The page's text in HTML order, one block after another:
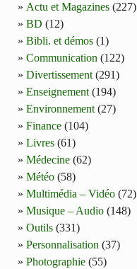
Actu et Magazines (227)
BD (12)
Bibli. et démos (1)
Communication (122)
Divertissement (291)
Enseignement (194)
Environnement (27)
Finance (104)
Livres (61)
Médecine (62)
Météo (58)
Multimédia – Vidéo (72)
Musique – Audio (148)
Outils (331)
Personnalisation (37)
Photographie (55)